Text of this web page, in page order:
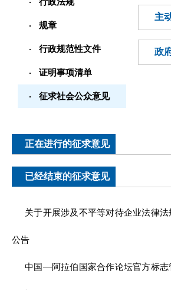
规章
行政规范性文件
证明事项清单
征求社会公众意见
主
政
正在进行的征求意见
已经结束的征求意见
关于开展涉及不平等对待企业法律
公告
中国—阿拉伯国家合作论坛官方标志